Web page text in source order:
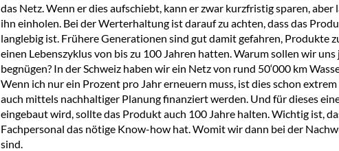
das Netz. Wenn er dies aufschiebt, kann er zwar kurzfristig sparen,
ihn einholen. Bei der Werterhaltung ist darauf zu achten, dass das
langlebig ist. Frühere Generationen sind gut damit gefahren, Produkte
einen Lebenszyklus von bis zu 100 Jahren hatten. Warum sollen wir
begnügen? In der Schweiz haben wir ein Netz von rund 50‘000 km
Wenn ich nur ein Prozent pro Jahr erneuern muss, ist dies schon extrem
auch mittels nachhaltiger Planung finanziert werden. Und für dieses
eingebaut wird, sollte das Produkt auch 100 Jahre halten. Wichtig ist,
Fachpersonal das nötige Know-how hat. Womit wir dann bei der
sind.